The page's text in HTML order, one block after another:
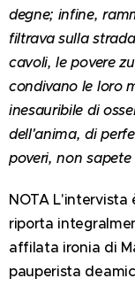
degne; infine,
filtrava sulla
cavoli, le povere
condivano le loro
inesauribile di
dell'anima, di
poveri, non
NOTA L'intervista
riporta
affilata ironia di
pauperista